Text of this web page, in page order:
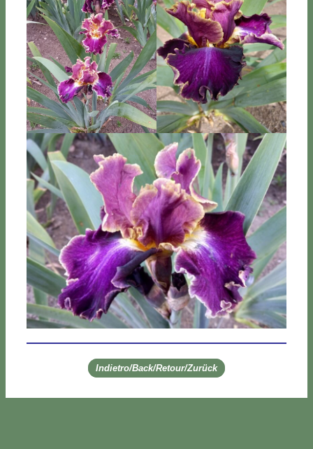
Indietro/Back/Retour/Zurück